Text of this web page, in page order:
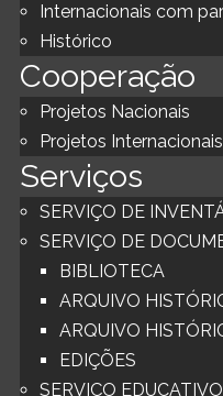
Internacionais com
Histórico
Cooperação
Projetos Nacionais
Projetos Internacionais
Serviços
SERVIÇO DE
SERVIÇO DE
BIBLIOTECA
ARQUIVO
ARQUIVO
EDIÇÕES
SERVIÇO